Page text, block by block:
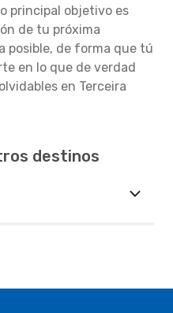
principal objetivo es
de tu próxima
posible, de forma que tú
en lo que de verdad
en Terceira
destinos